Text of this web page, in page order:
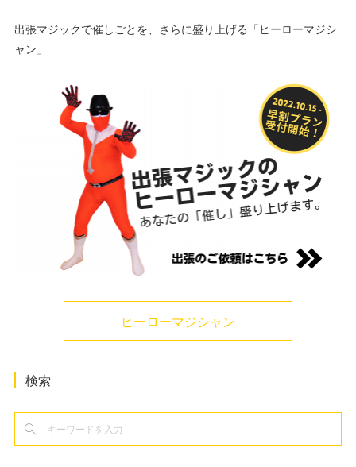
出張マジックで催しごとを、さらに盛り上げる「ヒーローマジシ
ャン」
ヒーローマジシャン
検索